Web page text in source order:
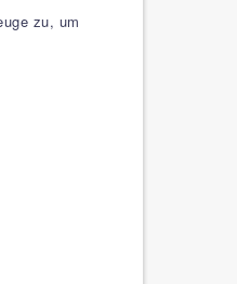
zu, um